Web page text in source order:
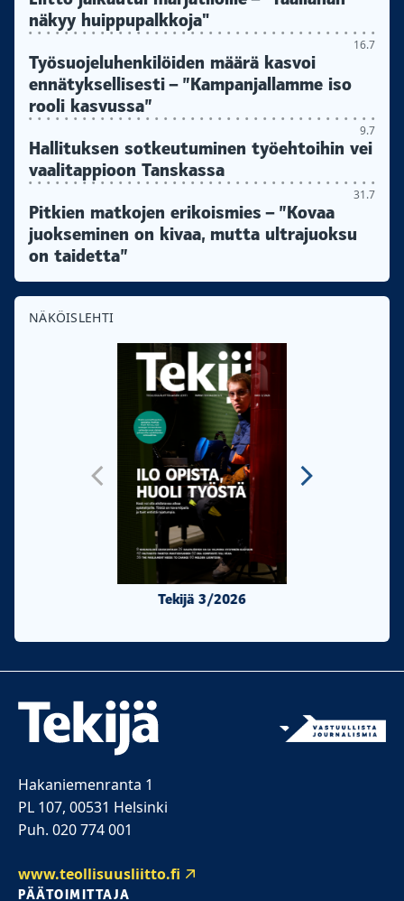
näkyy huippupalkkoja"
16.7
Työsuojeluhenkilöiden määrä kasvoi
ennätyksellisesti – ”Kampanjallamme iso
rooli kasvussa”
9.7
Hallituksen sotkeutuminen työehtoihin vei
vaalitappioon Tanskassa
31.7
Pitkien matkojen erikoismies – ”Kovaa
juokseminen on kivaa, mutta ultrajuoksu
on taidetta”
NÄKÖISLEHTI
Tekijä 3/2026
Hakaniemenranta 1
PL 107, 00531 Helsinki
Puh. 020 774 001
www.teollisuusliitto.fi
PÄÄTOIMITTAJA